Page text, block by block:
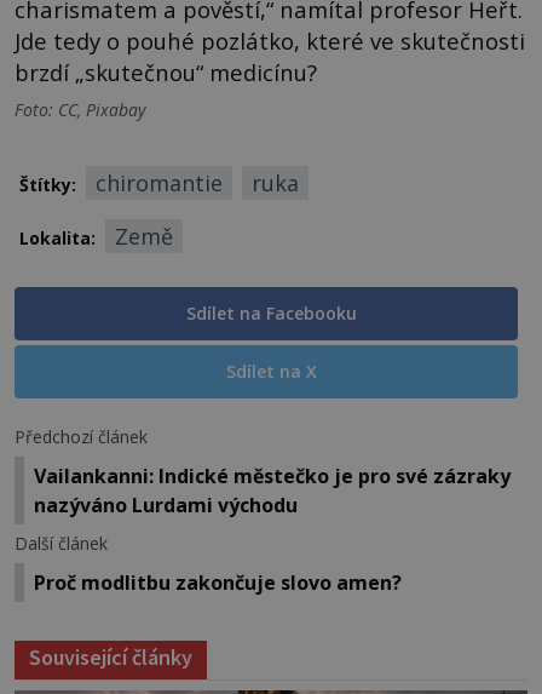
charismatem a pověstí,“ namítal profesor Heřt.
Jde tedy o pouhé pozlátko, které ve skutečnosti
brzdí „skutečnou“ medicínu?
Foto: CC, Pixabay
Štítky: chiromantie ruka
Lokalita: Země
Sdílet na Facebooku
Sdílet na X
Předchozí článek
Vailankanni: Indické městečko je pro své zázraky
nazýváno Lurdami východu
Další článek
Proč modlitbu zakončuje slovo amen?
Související články